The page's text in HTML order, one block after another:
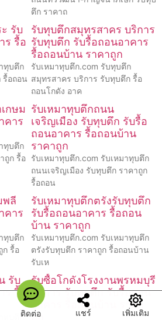
ตึก ราคาถ
รับ
ร รื้อ
ทุบตึก
รื้อถอน
รับทุบตึกสมุทรสาคร บริการ
รับทุบตึก รับรื้อถอนอาคาร
รื้อถอนบ้าน ราคาถูก
รับเหมาทุบตึก.com รับทุบตึก
สมุทรสาคร บริการ รับทุบตึก รื้อ
ถอนโกดัง อาค
กษม
คาร
ทุบตึก
ถูก รื้อ
รับเหมาทุบตึกถนน
เจริญเมือง รับทุบตึก รับรื้อ
ถอนอาคาร รื้อถอนบ้าน
ราคาถูก
รับเหมาทุบตึก.com รับเหมาทุบตึก
ถนนเจริญเมือง รับทุบตึก ราคาถูก
รื้อถอน
พลี
คาร
ทุบตึก
รื้อ
รับเหมาทุบตึกตรังรับทุบตึก
รับรื้อถอนอาคาร รื้อถอน
บ้าน ราคาถูก
รับเหมาทุบตึก.com รับเหมาทุบตึก
ตรังรับทุบตึก ราคาถูก รื้อถอนบ้าน
รับเห
รับ
ร รื้อ
ทุบตึก
รับซื้อโกดังโรงงานพรหมบุรี
บริการ รับทุบตึก รับรื้อถอน
อาคาร รื้อถอนบ้าน ราคา
ถูก
ติดต่อ แชร์ เพิ่มเติม